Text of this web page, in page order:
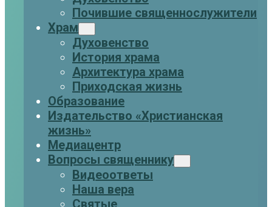
Почившие священнослужители
Храм
Духовенство
История храма
Архитектура храма
Приходская жизнь
Образование
Издательство «Христианская
жизнь»
Медиацентр
Вопросы священнику
Видеоответы
Наша вера
Святые